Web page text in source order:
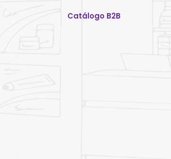
Catálogo B2B